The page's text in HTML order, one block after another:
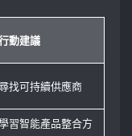
動建議
找可持續供應商
習智能產品整合方